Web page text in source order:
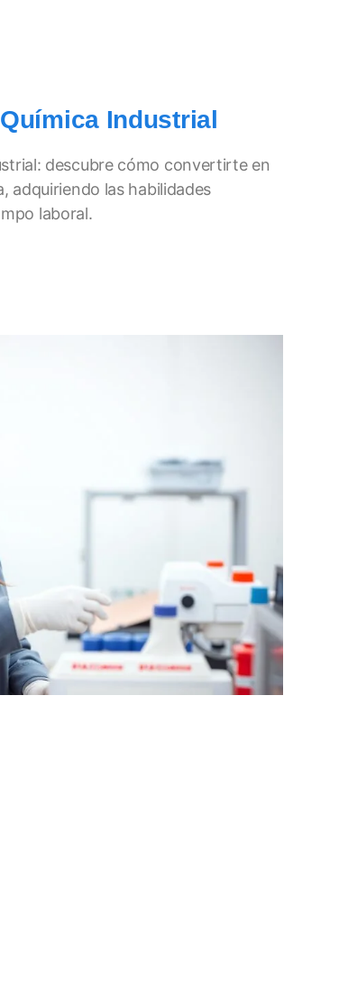
Industrial
descubre cómo convertirte en
adquiriendo las habilidades
laboral.